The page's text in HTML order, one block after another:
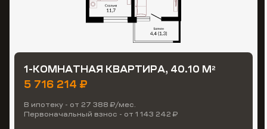
1-КОМНАТНАЯ КВАРТИРА, 40.10 М2
5 716 214 ₽
В ипотеку - от 27 388 ₽/мес.
Первоначальный взнос - от 1 143 242 ₽